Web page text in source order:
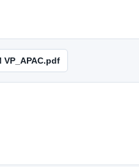
VP_APAC.pdf